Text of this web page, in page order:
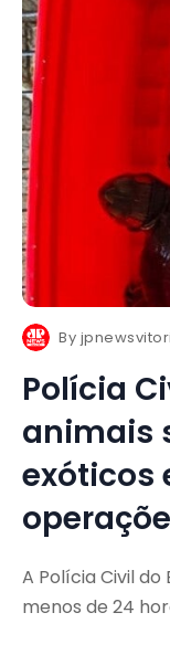
By
Polícia
animais
exóticos
A Polícia Civil do
menos de 24